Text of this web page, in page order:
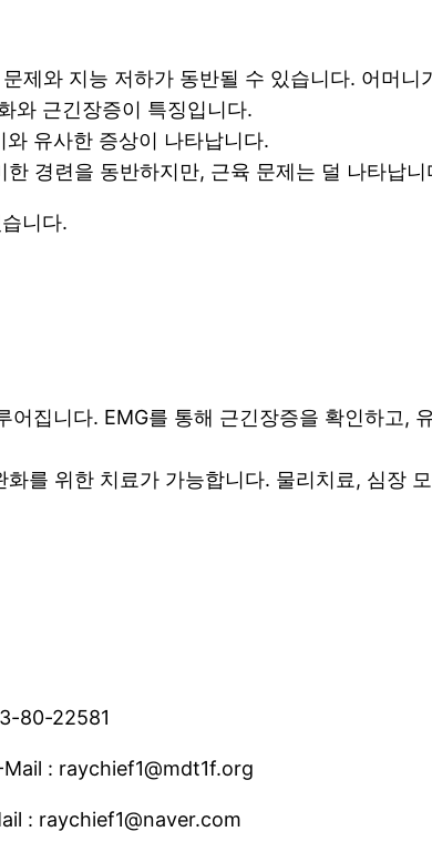
제와 지능 저하가 동반될 수 있습니다. 어머
와 근긴장증이 특징입니다.
유사한 증상이 나타납니다.
경련을 동반하지만, 근육 문제는 덜 나타납니
니다.
집니다. EMG를 통해 근긴장증을 확인하고,
를 위한 치료가 가능합니다. 물리치료, 심장
80-22581
Mail : raychief1@mdt1f.org
: raychief1@naver.com